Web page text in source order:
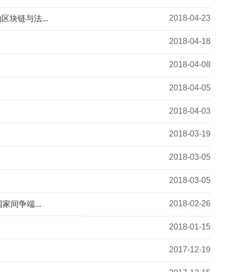
块链与法... 2018-04-23
2018-04-18
2018-04-08
2018-04-05
2018-04-03
2018-03-19
2018-03-05
2018-03-05
间争端... 2018-02-26
2018-01-15
2017-12-19